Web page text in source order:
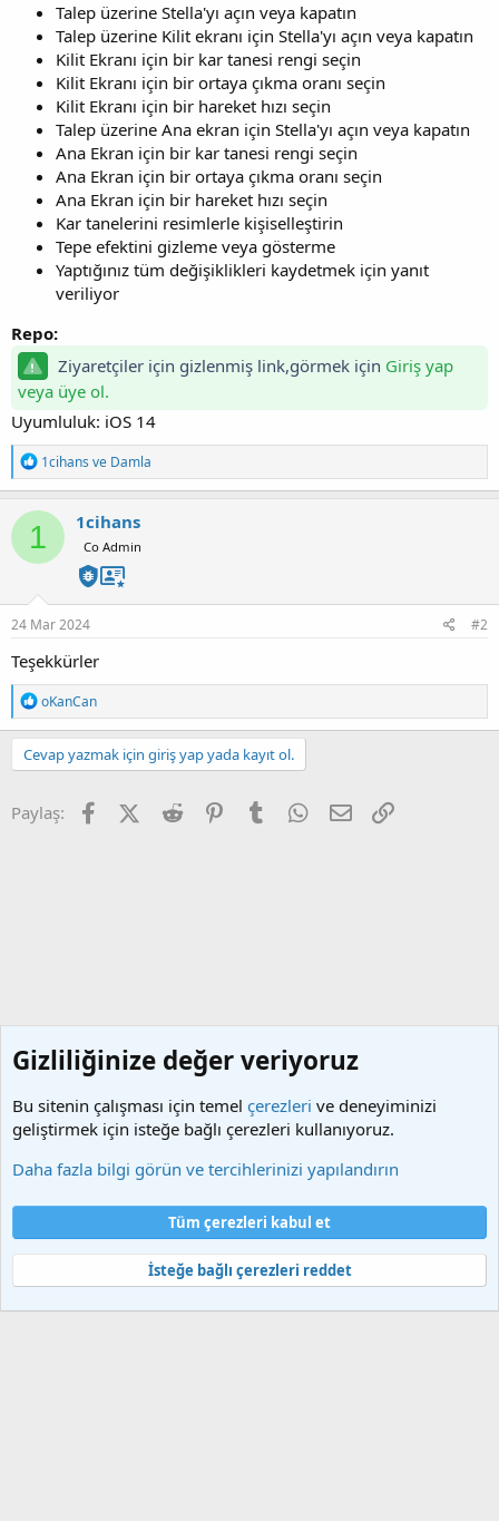
Talep üzerine Stella'yı açın veya kapatın
Talep üzerine Kilit ekranı için Stella'yı açın veya kapatın
Kilit Ekranı için bir kar tanesi rengi seçin
Kilit Ekranı için bir ortaya çıkma oranı seçin
Kilit Ekranı için bir hareket hızı seçin
Talep üzerine Ana ekran için Stella'yı açın veya kapatın
Ana Ekran için bir kar tanesi rengi seçin
Ana Ekran için bir ortaya çıkma oranı seçin
Ana Ekran için bir hareket hızı seçin
Kar tanelerini resimlerle kişiselleştirin
Tepe efektini gizleme veya gösterme
Yaptığınız tüm değişiklikleri kaydetmek için yanıt
veriliyor
Repo:
Ziyaretçiler için gizlenmiş link,görmek için Giriş yap
veya üye ol.
Uyumluluk: iOS 14
T
e
p
k
l
e
:
1cihans ve Damla
1 1cihans
Co Admin
24 Mar 2024 #2
Teşekkürler
T
e
p
k
i
e
r
oKanCan
Cevap yazmak için giriş yap yada kayıt ol.
Paylaş: FacebookX (Twitter)
Reddit PinterestTumblr WhatsApp
E-posta
Şartlar ve kurallar
Gizlilik politikası
Yardım
Ana sayfa
S
S
Community platform by XenForo® © 2010-2025 XenForo Ltd.
Gizliliğinize değer veriyoruz
Bu sitenin çalışması için temel çerezleri ve deneyiminizi
geliştirmek için isteğe bağlı çerezleri kullanıyoruz.
Daha fazla bilgi görün ve tercihlerinizi yapılandırın
Tüm çerezleri kabul et
İsteğe bağlı çerezleri reddet